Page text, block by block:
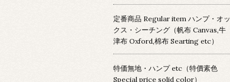
定番商品 Regular item ハンプ・オッ
クス・シーチング（帆布 Canvas,牛
津布 Oxford,棉布 Searting etc）
特価無地・ハンプ etc（特價素色
Special price solid color）